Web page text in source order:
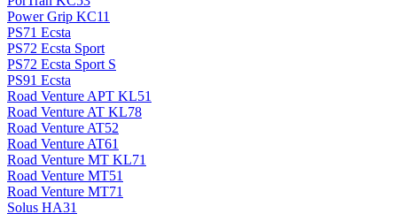
Power Grip KC11
PS71 Ecsta
PS72 Ecsta Sport
PS72 Ecsta Sport S
PS91 Ecsta
Road Venture APT KL51
Road Venture AT KL78
Road Venture AT52
Road Venture AT61
Road Venture MT KL71
Road Venture MT51
Road Venture MT71
Solus HA31